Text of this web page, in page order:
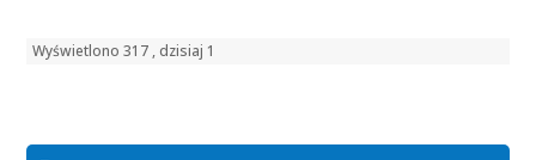
Wyświetlono 317 , dzisiaj 1